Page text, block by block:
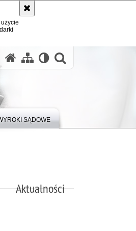
SĄDOWE
Aktualności